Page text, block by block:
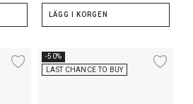
LÄGG I KORGEN
Lägg till i önskelista
Damastduk 150x220 cm
-50%
LAST CHANCE TO BUY